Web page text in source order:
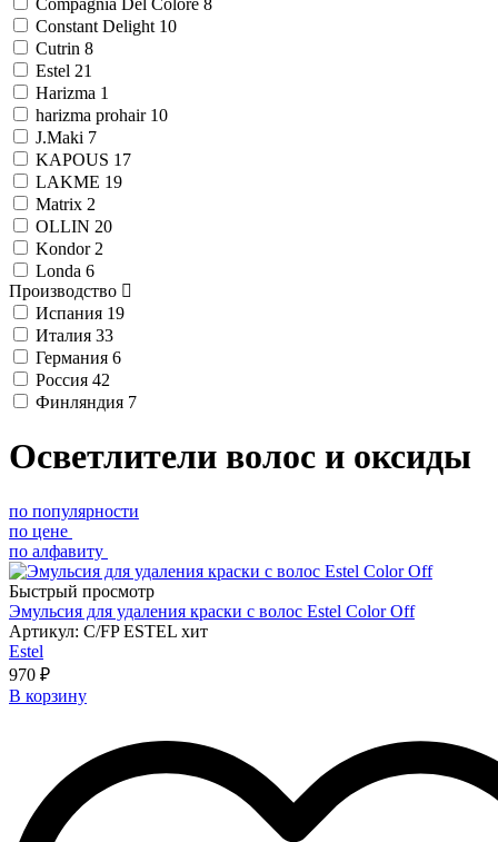
Compagnia Del Colore 8
Constant Delight 10
Cutrin 8
Estel 21
Harizma 1
harizma prohair 10
J.Maki 7
KAPOUS 17
LAKME 19
Matrix 2
OLLIN 20
Kondor 2
Londa 6
Производство
Испания 19
Италия 33
Германия 6
Россия 42
Финляндия 7
Осветлители волос и оксиды
по популярности
по цене
по алфавиту
Быстрый просмотр
Эмульсия для удаления краски с волос Estel Color Off
Артикул: C/FP ESTEL хит
Estel
970 ₽
В корзину